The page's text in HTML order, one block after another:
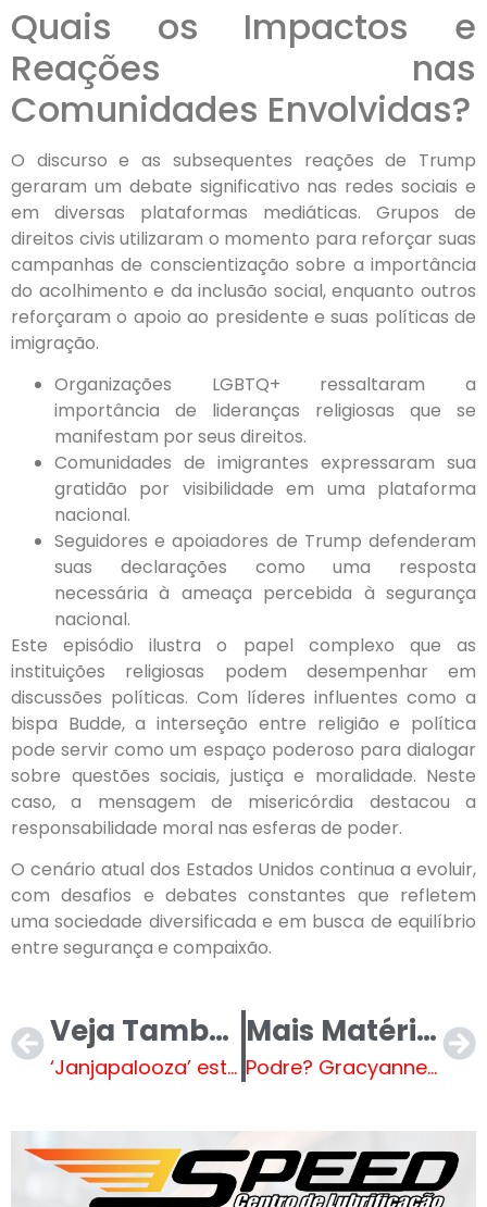
Quais os Impactos e
Reações nas
Comunidades Envolvidas?
O discurso e as subsequentes reações de Trump
geraram um debate significativo nas redes sociais e
em diversas plataformas mediáticas. Grupos de
direitos civis utilizaram o momento para reforçar suas
campanhas de conscientização sobre a importância
do acolhimento e da inclusão social, enquanto outros
reforçaram o apoio ao presidente e suas políticas de
imigração.
Organizações LGBTQ+ ressaltaram a
importância de lideranças religiosas que se
manifestam por seus direitos.
Comunidades de imigrantes expressaram sua
gratidão por visibilidade em uma plataforma
nacional.
Seguidores e apoiadores de Trump defenderam
suas declarações como uma resposta
necessária à ameaça percebida à segurança
nacional.
Este episódio ilustra o papel complexo que as
instituições religiosas podem desempenhar em
discussões políticas. Com líderes influentes como a
bispa Budde, a interseção entre religião e política
pode servir como um espaço poderoso para dialogar
sobre questões sociais, justiça e moralidade. Neste
caso, a mensagem de misericórdia destacou a
responsabilidade moral nas esferas de poder.
O cenário atual dos Estados Unidos continua a evoluir,
com desafios e debates constantes que refletem
uma sociedade diversificada e em busca de equilíbrio
entre segurança e compaixão.
Veja Também
‘Janjapalooza’ está na mira de nova investigação
Mais Matérias
Podre? Gracyanne Barbosa protagoniza momento inusitado no BBB e vídeo polêmico viraliza